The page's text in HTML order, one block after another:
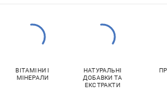
ВІТАМІНИ І
МІНЕРАЛИ
НАТУРАЛЬНІ
ДОБАВКИ ТА
ЕКСТРАКТИ